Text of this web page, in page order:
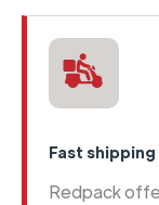
Fast
Redpack